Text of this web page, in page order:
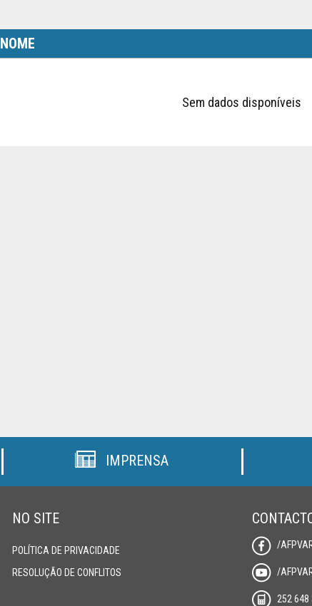
NOME
Sem dados disponíveis
IMPRENSA
NO SITE
POLÍTICA DE PRIVACIDADE
RESOLUÇÃO DE CONFLITOS
/
/
252 648